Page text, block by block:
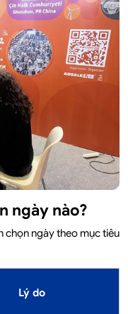
ngày nào?
chọn ngày theo mục tiêu
Lý do